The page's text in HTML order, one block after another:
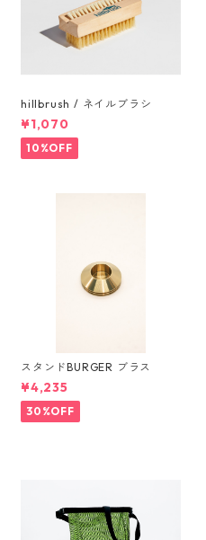
hillbrush / ネイルブラシ
¥1,070
10%OFF
スタンドBURGER ブラス
¥4,235
30%OFF